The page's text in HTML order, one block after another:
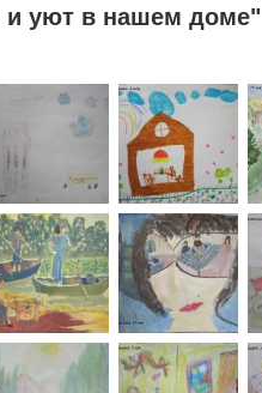
и уют в нашем доме"